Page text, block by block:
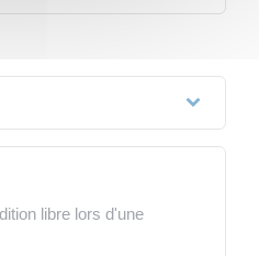
libre lors d'une